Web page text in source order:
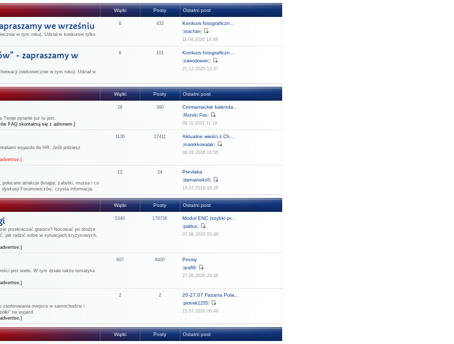
Wątki Posty Ostatni post
we wrześniu
w tym roku). Udział w konkursie tylko
6 432 Konkurs fotograficzn...
(stachan)
11.04.2026 14:48
- zapraszamy w
(niekoniecznie w tym roku). Udział w
6 101 Konkurs fotograficzn...
(zawodowiec)
21.12.2025 13:37
Wątki Posty Ostatni post
Twoje pytanie już tu jest.
FAQ skontaktuj się z adminem.]
28 360 Cromaniackie kalenda...
(Morski Pas)
09.11.2021 11:19
wyjazdu do HR. Jeśli jedziesz
1130 27411 Aktualne wieści z Ch...
(marekkowalak)
06.08.2026 10:55
atrakcje (knajpy, zabytki, muzea i co
Forumowiczów, czysta informacja.
12 24 Prevlaka
(damianisko5)
14.07.2016 18:38
Wątki Posty Ostatni post
przekraczać granice? Nocować po drodze
jak radzić sobie w sytuacjach kryzysowych.
5340 178736 Moduł ENC (szybki pr...
(pablus)
07.08.2026 05:49
jest wiele. W tym dziale także tematyka
607 8400 Promy
(qra69)
27.06.2026 20:48
zaoferowania miejsce w samochodzie i
na wyjazd.
2 2 20-27.07 Fazana Pula...
(piotrek1255)
15.07.2026 06:49
Wątki Posty Ostatni post